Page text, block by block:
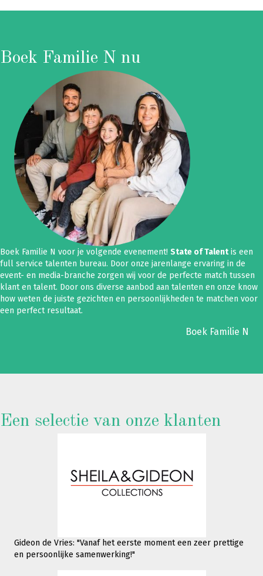
Boek Familie N nu
Boek Familie N voor je volgende evenement! State of Talentis een
full service talenten bureau. Door onze jarenlange ervaring in de
event- en media-branche zorgen wij voor de perfecte match tussen
klant en talent. Door ons diverse aanbod aan talenten en onze know
how weten de juiste gezichten en persoonlijkheden te matchen voor
een perfect resultaat.
Boek Familie N
Een selectie van onze klanten
Gideon de Vries: "Vanaf het eerste moment een zeer prettige
en persoonlijke samenwerking!"